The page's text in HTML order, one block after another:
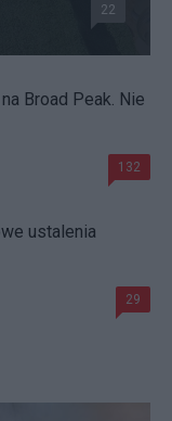
22
Broad Peak. Nie
132
ustalenia
29